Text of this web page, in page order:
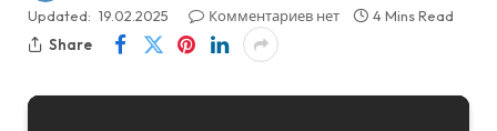
Updated: 19.02.2025 Комментариев нет
4 Mins Read
Share